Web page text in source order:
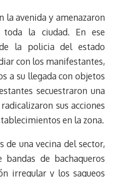
la avenida y amenazaron
la ciudad. En ese
la policia del estado
con los manifestantes,
a su llegada con objetos
secuestraron una
sus acciones
en la zona.
de una vecina del sector,
de bachaqueros
irregular y los saqueos